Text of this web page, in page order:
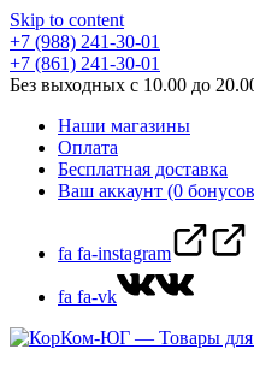
Skip to content
+7 (988) 241-30-01
+7 (861) 241-30-01
Без выходных с 10.00 до
Наши магазины
Оплата
Бесплатная доставка
Ваш аккаунт (0
fa fa-instagram
fa fa-vk